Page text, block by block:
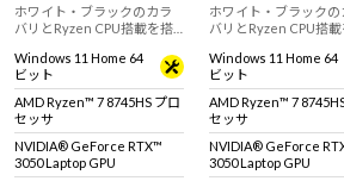
ホワイト・ブラックのカラ
バリとRyzen CPU搭載を搭
Windows 11 Home 64
ビット
AMD Ryzen™ 7 8745HS プロ
セッサ
NVIDIA® GeForce RTX™
3050 Laptop GPU
ホワイト・ブラックの
バリとRyzen CPU搭
Windows 11 Home 64
ビット
AMD Ryzen™ 7
セッサ
NVIDIA® GeForce
3050 Laptop GPU